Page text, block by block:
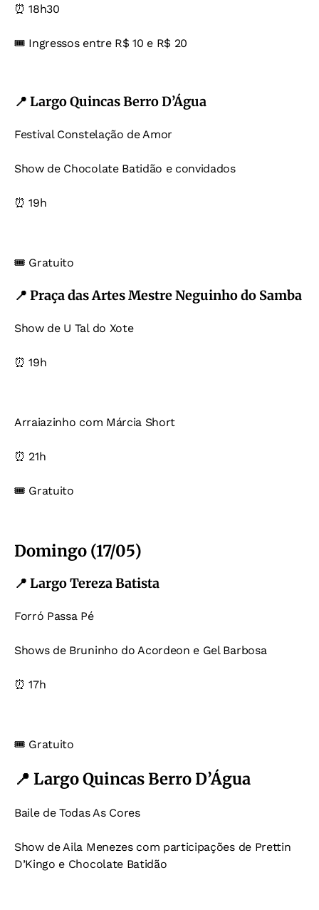
⏰ 18h30
🎟️ Ingressos entre R$ 10 e R$ 20
📍 Largo Quincas Berro D’Água
Festival Constelação de Amor
Show de Chocolate Batidão e convidados
⏰ 19h
🎟️ Gratuito
📍 Praça das Artes Mestre Neguinho do Samba
Show de U Tal do Xote
⏰ 19h
Arraiazinho com Márcia Short
⏰ 21h
🎟️ Gratuito
Domingo (17/05)
📍 Largo Tereza Batista
Forró Passa Pé
Shows de Bruninho do Acordeon e Gel Barbosa
⏰ 17h
🎟️ Gratuito
📍 Largo Quincas Berro D’Água
Baile de Todas As Cores
Show de Aila Menezes com participações de Prettin
D’Kingo e Chocolate Batidão